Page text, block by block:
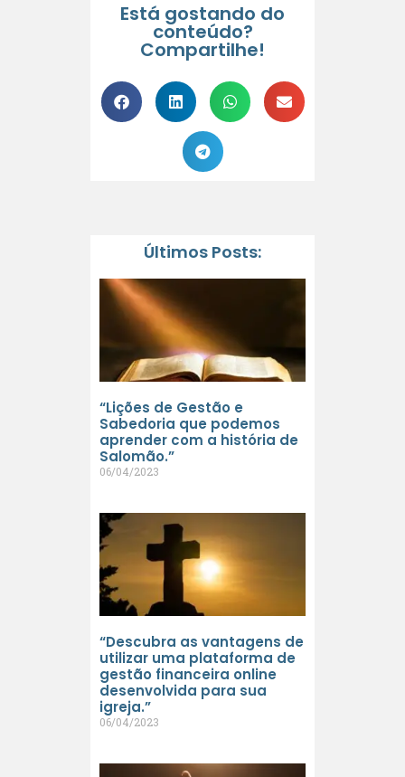
Está gostando do
conteúdo?
Compartilhe!
Últimos Posts:
“Lições de Gestão e
Sabedoria que podemos
aprender com a história de
Salomão.”
06/04/2023
“Descubra as vantagens de
utilizar uma plataforma de
gestão financeira online
desenvolvida para sua
igreja.”
06/04/2023